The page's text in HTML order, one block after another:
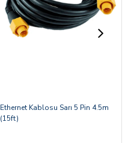
Ethernet Kablosu Sarı 5 Pin 4.5m
(15ft)